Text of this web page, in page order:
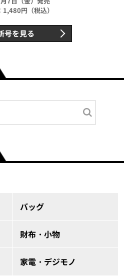
円（税込）
号を見る
バッグ
財布・小物
家電・デジモノ